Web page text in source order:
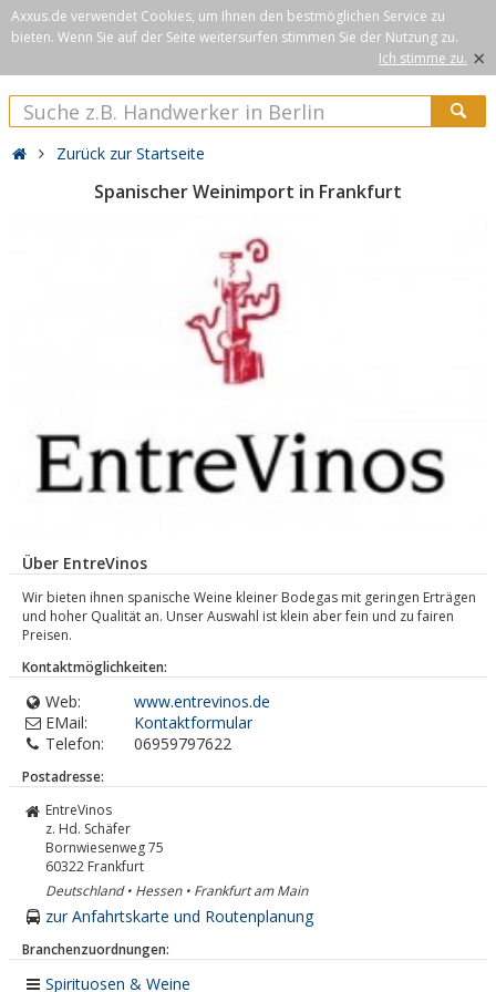
Axxus.de verwendet Cookies, um Ihnen den bestmöglichen Service zu
bieten. Wenn Sie auf der Seite weitersurfen stimmen Sie der Nutzung zu.
Ich stimme zu. ×
Zurück zur Startseite
Spanischer Weinimport in Frankfurt
Über EntreVinos
Wir bieten ihnen spanische Weine kleiner Bodegas mit geringen Erträgen
und hoher Qualität an. Unser Auswahl ist klein aber fein und zu fairen
Preisen.
Kontaktmöglichkeiten:
Web:
www.entrevinos.de
EMail:
Kontaktformular
Telefon:
06959797622
Postadresse:
EntreVinos
z. Hd. Schäfer
Bornwiesenweg 75
60322 Frankfurt
Deutschland • Hessen • Frankfurt am Main
zur Anfahrtskarte und Routenplanung
Branchenzuordnungen:
Spirituosen & Weine